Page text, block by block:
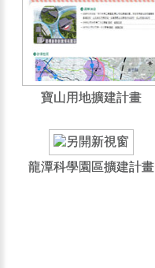
寶山用地擴建計畫
龍潭科學園區擴建計畫